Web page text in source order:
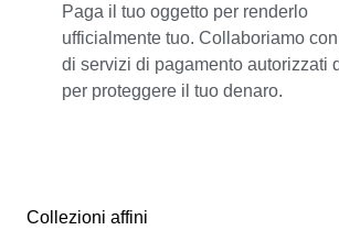
Paga il tuo oggetto per renderlo
ufficialmente tuo. Collaboriamo
di servizi di pagamento autorizzati
per proteggere il tuo denaro.
Collezioni affini